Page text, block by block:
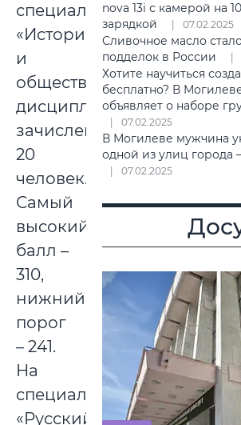
специальность
«История
и
обществоведческие
дисциплины»
зачислено
20
человек.
Самый
высокий
балл –
310,
нижний
порог
– 241.
На
специальность
«Русский
nova 13i с камерой на
зарядкой
07.02.2025
Сливочное масло
подделок в России
Хотите научиться
бесплатно? В
объявляет о наборе
07.02.2025
В Могилеве мужчина
одной из улиц города
07.02.2025